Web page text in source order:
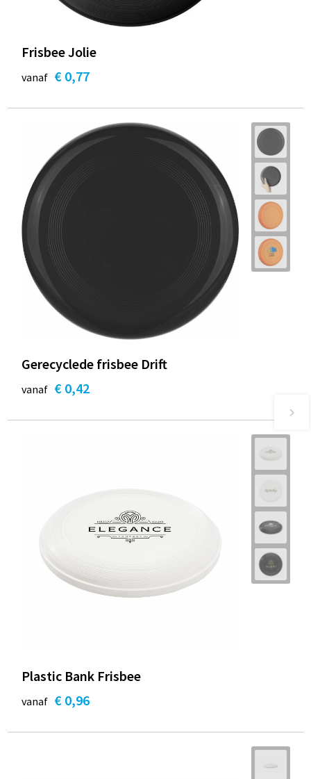
Frisbee Jolie
vanaf € 0,77
Gerecyclede frisbee Drift
vanaf € 0,42
Plastic Bank Frisbee
vanaf € 0,96